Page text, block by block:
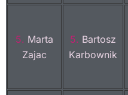
5. Marta
Zajac
5. Bartosz
Karbownik